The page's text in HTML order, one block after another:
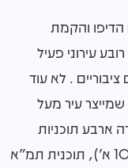
והקמת
עירוני פעיל
. לא עוד
עיר מעל
ארבע תוכניות
א’), תוכנית תמ"א